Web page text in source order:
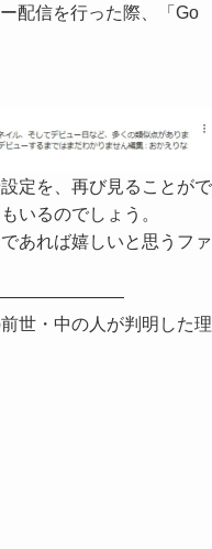
配信を行った際、「Go
定を、再び見ることがで
いるのでしょう。
あれば嬉しいと思うファ
世・中の人が判明した理